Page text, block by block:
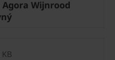
Wijnrood